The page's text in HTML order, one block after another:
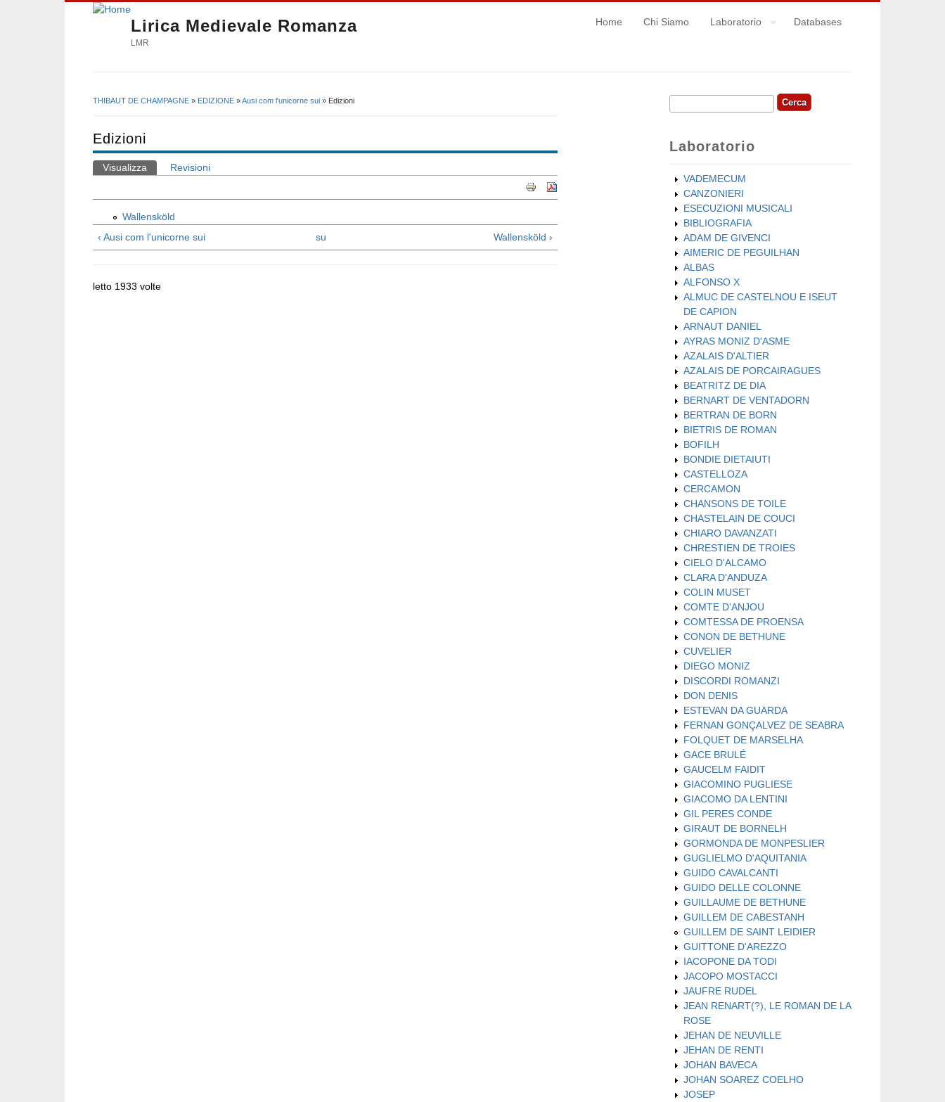
Lirica Medievale Romanza
LMR
Home Chi Siamo Laboratorio Databases
THIBAUT DE CHAMPAGNE » EDIZIONE »Ausi com l'unicorne sui » Edizioni
Edizioni
Schede primarie
Visualizza (scheda attiva)
Revisioni
Wallensköld
‹ Ausi com l'unicorne sui
su Wallensköld ›
letto 1933 volte
Form di ricerca
Cerca
Laboratorio
VADEMECUM
CANZONIERI
ESECUZIONI MUSICALI
BIBLIOGRAFIA
ADAM DE GIVENCI
AIMERIC DE PEGUILHAN
ALBAS
ALFONSO X
ALMUC DE CASTELNOU E ISEUT
DE CAPION
ARNAUT DANIEL
AYRAS MONIZ D'ASME
AZALAIS D'ALTIER
AZALAIS DE PORCAIRAGUES
BEATRITZ DE DIA
BERNART DE VENTADORN
BERTRAN DE BORN
BIETRIS DE ROMAN
BOFILH
BONDIE DIETAIUTI
CASTELLOZA
CERCAMON
CHANSONS DE TOILE
CHASTELAIN DE COUCI
CHIARO DAVANZATI
CHRESTIEN DE TROIES
CIELO D'ALCAMO
CLARA D'ANDUZA
COLIN MUSET
COMTE D'ANJOU
COMTESSA DE PROENSA
CONON DE BETHUNE
CUVELIER
DIEGO MONIZ
DISCORDI ROMANZI
DON DENIS
ESTEVAN DA GUARDA
FERNAN GONÇALVEZ DE SEABRA
FOLQUET DE MARSELHA
GACE BRULÉ
GAUCELM FAIDIT
GIACOMINO PUGLIESE
GIACOMO DA LENTINI
GIL PERES CONDE
GIRAUT DE BORNELH
GORMONDA DE MONPESLIER
GUGLIELMO D'AQUITANIA
GUIDO CAVALCANTI
GUIDO DELLE COLONNE
GUILLAUME DE BETHUNE
GUILLEM DE CABESTANH
GUILLEM DE SAINT LEIDIER
GUITTONE D'AREZZO
IACOPONE DA TODI
JACOPO MOSTACCI
JAUFRE RUDEL
JEAN RENART(?), LE ROMAN DE LA
ROSE
JEHAN DE NEUVILLE
JEHAN DE RENTI
JOHAN BAVECA
JOHAN SOAREZ COELHO
JOSEP